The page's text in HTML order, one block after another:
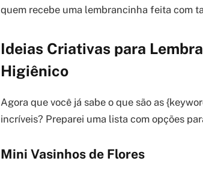
quem recebe uma lembrancinha feita com
Ideias Criativas para
Higiênico
Agora que você já sabe o que são as
incríveis? Preparei uma lista com opções
Mini Vasinhos de Flores